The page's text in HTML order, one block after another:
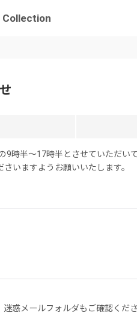
Collection
時半〜17時半とさせていただい
いますようお願いいたします。
惑メールフォルダもご確認くださ